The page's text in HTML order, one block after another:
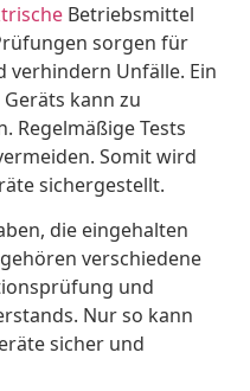
Betriebsmittel
sorgen für
verhindern Unfälle. Ein
kann zu
Regelmäßige Tests
Somit wird
sichergestellt.
die eingehalten
verschiedene
und
Nur so kann
sicher und